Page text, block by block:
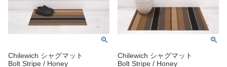
Chilewich シャグマット
Bolt Stripe / Honey
Chilewich シャグマット
Bolt Stripe / Honey
検索